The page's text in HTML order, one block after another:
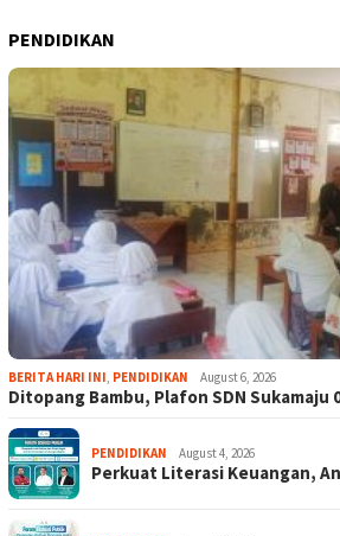
PENDIDIKAN
BERITA HARI INI, PENDIDIKAN August 6, 2026
Ditopang Bambu, Plafon SDN Sukamaju
PENDIDIKAN August 4, 2026
Perkuat Literasi Keuangan,